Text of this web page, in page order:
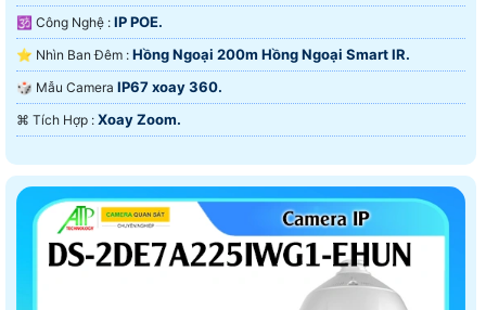
🕉️ Công Nghệ : IP POE.
⭐ Nhìn Ban Đêm : Hồng Ngoại 200m Hồng Ngoại Smart IR.
🎲 Mẫu Camera IP67 xoay 360.
️⌘ Tích Hợp : Xoay Zoom.